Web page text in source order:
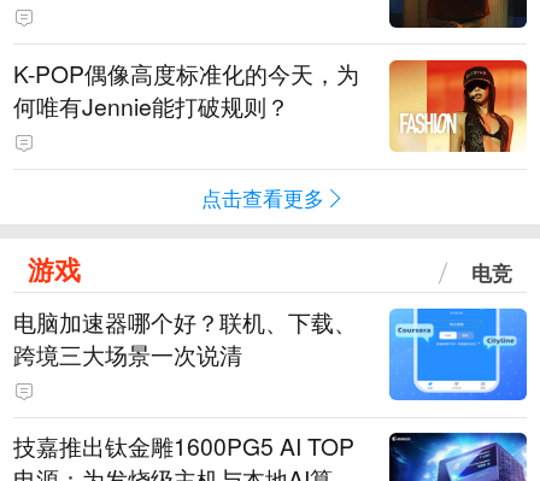
K-POP偶像高度标准化的今天，为
何唯有Jennie能打破规则？
点击查看更多
游戏 电竞
电脑加速器哪个好？联机、下载、
跨境三大场景一次说清
技嘉推出钛金雕1600PG5 AI TOP